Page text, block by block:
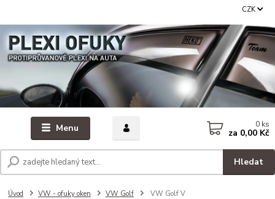
Menu
CZK
Hledat
0 ks
za 0,00 Kč
Úvod VW - ofuky oken VW Golf VW Golf V